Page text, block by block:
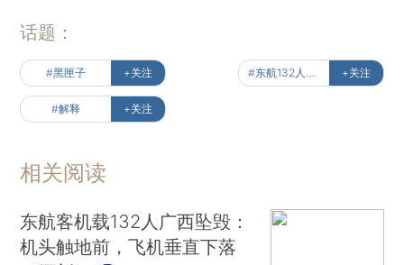
话题：
#黑匣子 +关注 +关注
#解释 +关注
相关阅读
东航客机载132人广西坠毁：
机头触地前，飞机垂直下落